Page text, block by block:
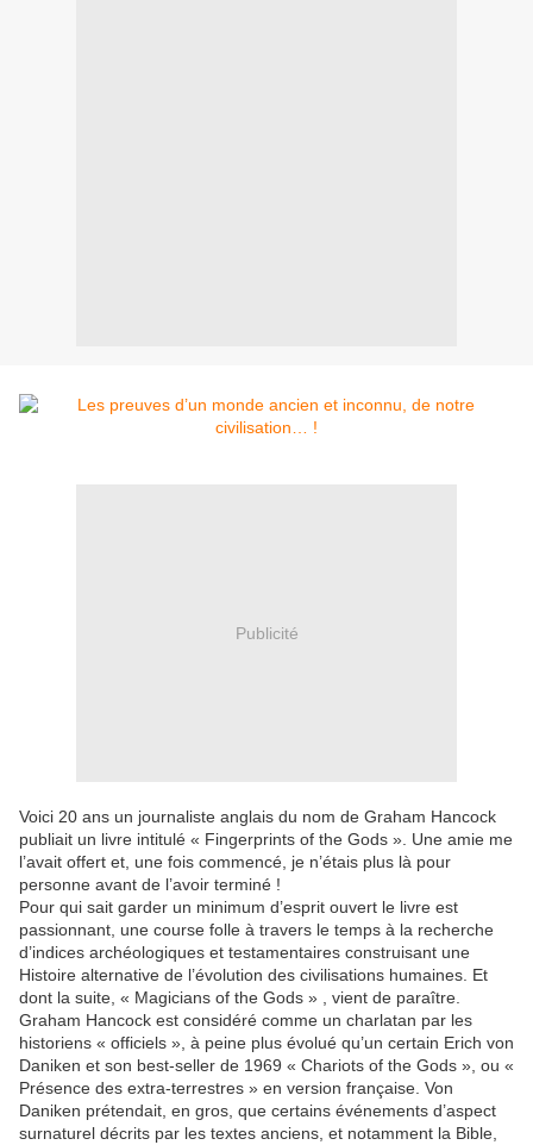
Publicité
Voici 20 ans un journaliste anglais du nom de Graham Hancock
publiait un livre intitulé « Fingerprints of the Gods ». Une amie me
l’avait offert et, une fois commencé, je n’étais plus là pour
personne avant de l’avoir terminé !
Pour qui sait garder un minimum d’esprit ouvert le livre est
passionnant, une course folle à travers le temps à la recherche
d’indices archéologiques et testamentaires construisant une
Histoire alternative de l’évolution des civilisations humaines. Et
dont la suite, « Magicians of the Gods » , vient de paraître.
Graham Hancock est considéré comme un charlatan par les
historiens « officiels », à peine plus évolué qu’un certain Erich von
Daniken et son best-seller de 1969 « Chariots of the Gods », ou «
Présence des extra-terrestres » en version française. Von
Daniken prétendait, en gros, que certains événements d’aspect
surnaturel décrits par les textes anciens, et notamment la Bible,